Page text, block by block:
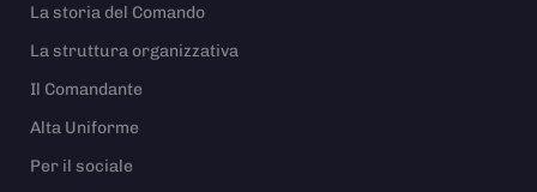
La storia del Comando
La struttura organizzativa
Il Comandante
Alta Uniforme
Per il sociale